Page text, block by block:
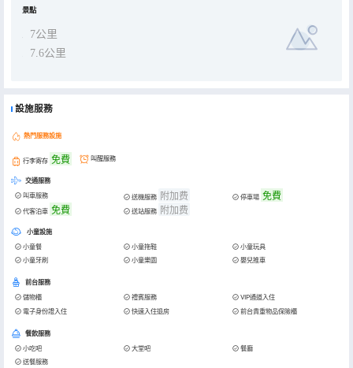
景點
7公里
7.6公里
設施服務
熱門服務設施
行李寄存 免費 叫醒服務
交通服務
叫車服務 送機服務 附加费 停車場 免費
代客泊車 免費 送站服務 附加费
小童設施
小童餐 小童拖鞋
小童玩具
小童牙刷
小童樂園 嬰兒推車
前台服務
儲物櫃 禮賓服務
VIP通道入住
電子身份證入住
快速入住退房 前台貴重物品保險櫃
餐飲服務
小吃吧 大堂吧
餐廳
送餐服務